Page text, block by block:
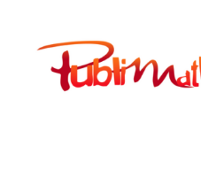
contenuPublimath